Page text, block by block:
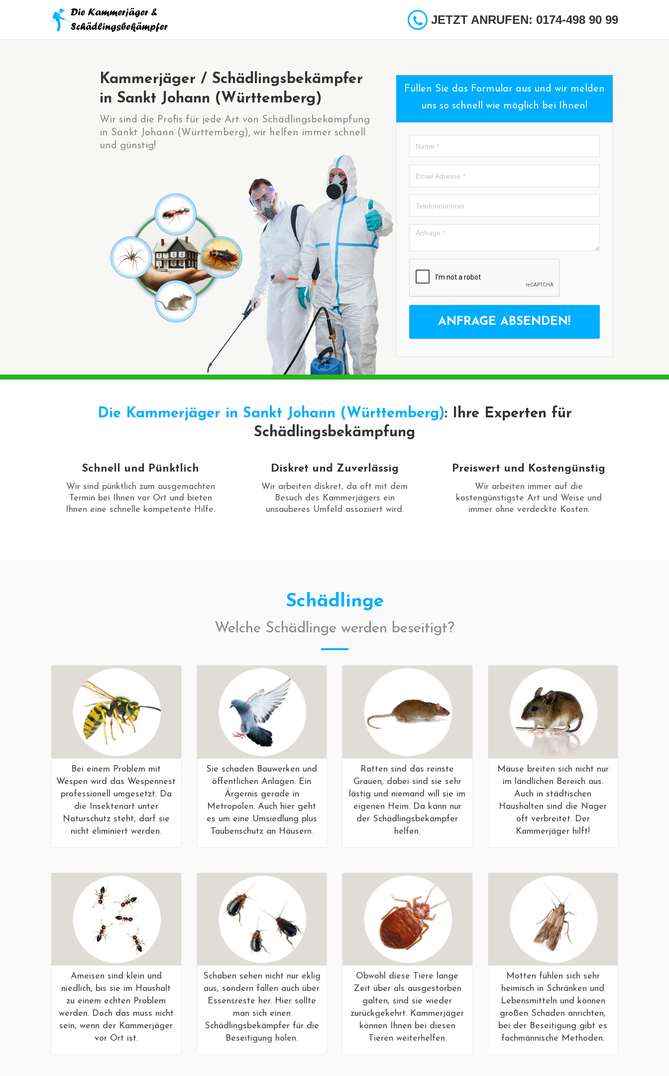
JETZT ANRUFEN: 0174-498 90 99
Füllen Sie das Formular aus und wir melden
uns so schnell wie möglich bei Ihnen!
ANFRAGE ABSENDEN!
Kammerjäger / Schädlingsbekämpfer
in Sankt Johann (Württemberg)
Wir sind die Profis für jede Art von Schädlingsbekämpfung
in Sankt Johann (Württemberg), wir helfen immer schnell
und günstig!
Die Kammerjäger in Sankt Johann (Württemberg): Ihre Experten für
Schädlingsbekämpfung
Schnell und Pünktlich
Wir sind pünktlich zum ausgemachten
Termin bei Ihnen vor Ort und bieten
Ihnen eine schnelle kompetente Hilfe.
Diskret und Zuverlässig
Wir arbeiten diskret, da oft mit dem
Besuch des Kammerjägers ein
unsauberes Umfeld assoziiert wird.
Preiswert und Kostengünstig
Wir arbeiten immer auf die
kostengünstigste Art und Weise und
immer ohne verdeckte Kosten.
Schädlinge
Welche Schädlinge werden beseitigt?
Bei einem Problem mit
Wespen wird das Wespennest
professionell umgesetzt. Da
die Insektenart unter
Naturschutz steht, darf sie
nicht eliminiert werden.
Sie schaden Bauwerken und
öffentlichen Anlagen. Ein
Ärgernis gerade in
Metropolen. Auch hier geht
es um eine Umsiedlung plus
Taubenschutz an Häusern.
Ratten sind das reinste
Grauen, dabei sind sie sehr
lästig und niemand will sie im
eigenen Heim. Da kann nur
der Schädlingsbekämpfer
helfen.
Mäuse breiten sich nicht nur
im ländlichen Bereich aus.
Auch in städtischen
Haushalten sind die Nager
oft verbreitet. Der
Kammerjäger hilft!
Ameisen sind klein und
niedlich, bis sie im Haushalt
zu einem echten Problem
werden. Doch das muss nicht
sein, wenn der Kammerjäger
vor Ort ist.
Schaben sehen nicht nur eklig
aus, sondern fallen auch über
Essensreste her. Hier sollte
man sich einen
Schädlingsbekämpfer für die
Beseitigung holen.
Obwohl diese Tiere lange
Zeit über als ausgestorben
galten, sind sie wieder
zurückgekehrt. Kammerjäger
können Ihnen bei diesen
Tieren weiterhelfen.
Motten fühlen sich sehr
heimisch in Schränken und
Lebensmitteln und können
großen Schaden anrichten,
bei der Beseitigung gibt es
fachmännische Methoden.